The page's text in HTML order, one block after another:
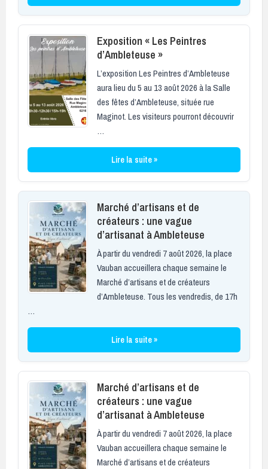
Exposition « Les Peintres
d’Ambleteuse »
L’exposition Les Peintres d’Ambleteuse
aura lieu du 5 au 13 août 2026 à la Salle
des fêtes d’Ambleteuse, située rue
Maginot. Les visiteurs pourront découvrir
…
Lire la suite »
Marché d’artisans et de
créateurs : une vague
d’artisanat à Ambleteuse
À partir du vendredi 7 août 2026, la place
Vauban accueillera chaque semaine le
Marché d’artisans et de créateurs
d’Ambleteuse. Tous les vendredis, de 17h
…
Lire la suite »
Marché d’artisans et de
créateurs : une vague
d’artisanat à Ambleteuse
À partir du vendredi 7 août 2026, la place
Vauban accueillera chaque semaine le
Marché d’artisans et de créateurs